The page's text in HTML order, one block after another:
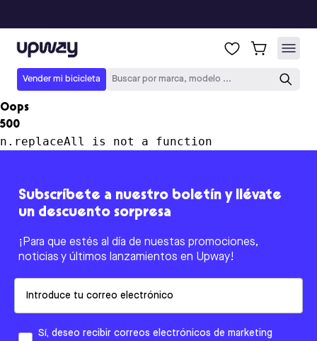
Upway
Vender mi bicicleta Buscar por marca, modelo ...
Oops
500
n.replaceAll is not a function
Subscríbete a nuestro boletín y llévate
un descuento sorpresa
¡Para que estés al día de nuestas promociones,
noticias y últimos lanzamientos en Upway!
Sí, deseo recibir correos electrónicos de marketing